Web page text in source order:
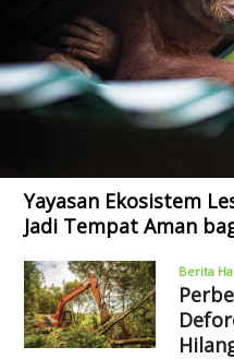
Yayasan Ekosistem
Jadi Tempat Aman
Berita